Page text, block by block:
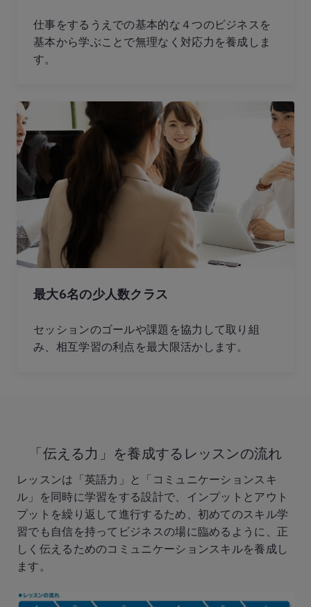
仕事をするうえでの基本的な４つのビジネスを
基本から学ぶことで無理なく対応力を養成しま
す。
最大6名の少人数クラス
セッションのゴールや課題を協力して取り組
み、相互学習の利点を最大限活かします。
「伝える力」を養成する レッスンの流れ
レッスンは「英語力」と「コミュニケーションスキ
ル」を同時に学習をする設計で、インプットとアウト
プットを繰り返して進行するため、初めてのスキル学
習でも自信を持ってビジネスの場に臨めるように、正
しく伝えるためのコミュニケーションスキルを養成し
ます。